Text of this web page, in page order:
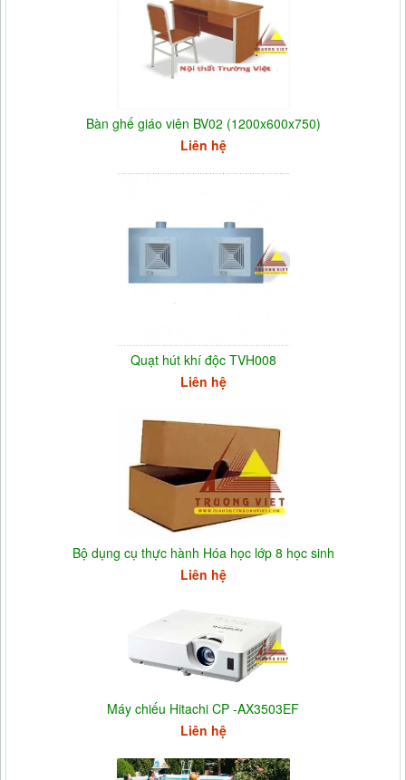
Bàn ghế giáo viên BV02 (1200x600x750)
Liên hệ
Quạt hút khí độc TVH008
Liên hệ
Bộ dụng cụ thực hành Hóa học lớp 8 học sinh
Liên hệ
Máy chiếu Hitachi CP -AX3503EF
Liên hệ